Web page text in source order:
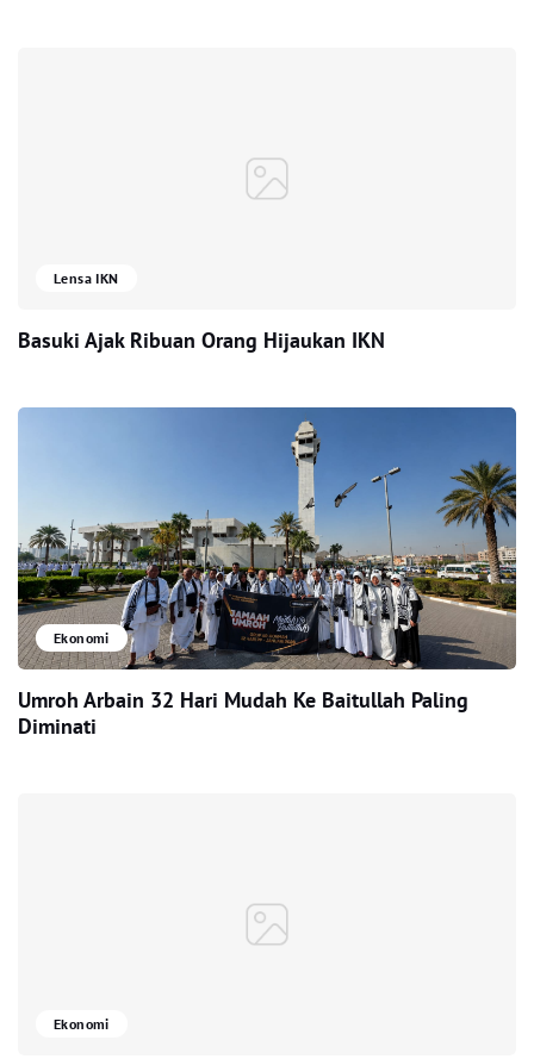
Lensa IKN
Basuki Ajak Ribuan Orang Hijaukan IKN
Ekonomi
Umroh Arbain 32 Hari Mudah Ke Baitullah Paling
Diminati
Ekonomi